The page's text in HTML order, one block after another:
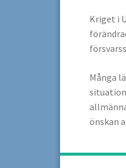
Kriget i
Många
önskan